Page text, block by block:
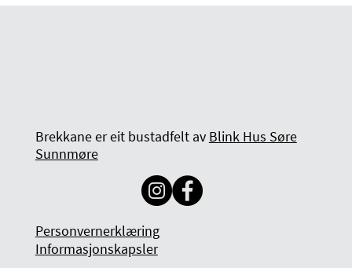
Personvernerklæring
Informasjonskapsler
Brekkane er eit bustadfelt av Blink Hus Søre
Sunnmøre